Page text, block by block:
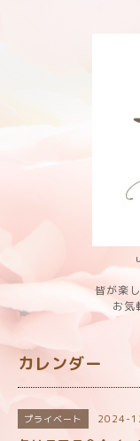
皆が楽
お気
カレンダー
プライベート 2024-